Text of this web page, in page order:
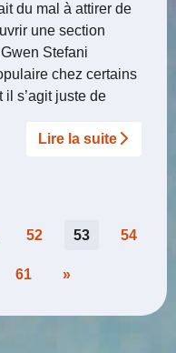
du mal à attirer de
une section
Stefani
chez certains
il s’agit juste de
Lire la suite­­
52 53 54
61 »